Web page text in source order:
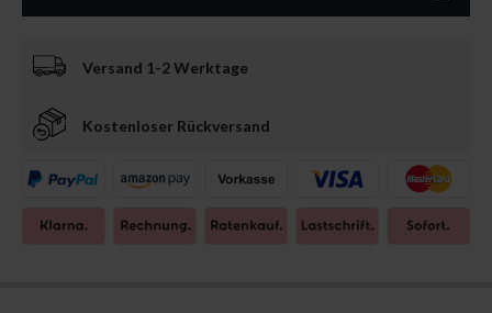
Versand 1-2 Werktage
Kostenloser Rückversand